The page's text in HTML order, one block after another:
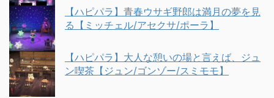
【ハピパラ】青春ウサギ野郎は満月の夢を見
る【ミッチェル/アセクサ/ポーラ】
【ハピパラ】大人な憩いの場と言えば、ジュ
ン喫茶【ジュン/ゴンゾー/スミモモ】